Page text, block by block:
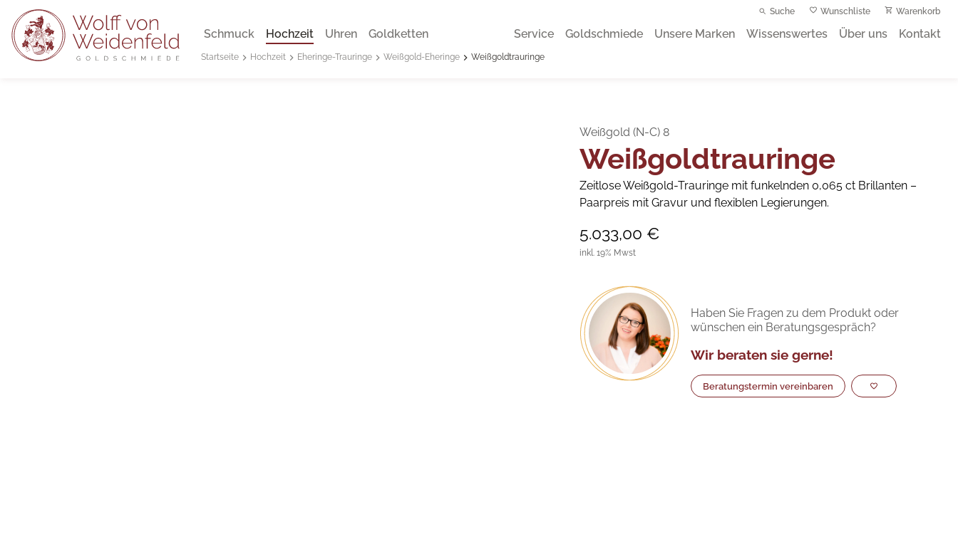
Suche Wunschliste Warenkorb
Schmuck Hochzeit Uhren Goldketten Service Goldschmiede Unsere Marken Wissenswertes Über uns Kontakt
Startseite Hochzeit Eheringe-Trauringe Weißgold-Eheringe Weißgoldtrauringe
Weißgold (N-C) 8
Weißgoldtrauringe
Zeitlose Weißgold-Trauringe mit funkelnden 0,065 ct Brillanten –
Paarpreis mit Gravur und flexiblen Legierungen.
5.033,00 €
inkl. 19% Mwst
Haben Sie Fragen zu dem Produkt oder
wünschen ein Beratungsgespräch?
Wir beraten sie gerne!
Beratungstermin vereinbaren